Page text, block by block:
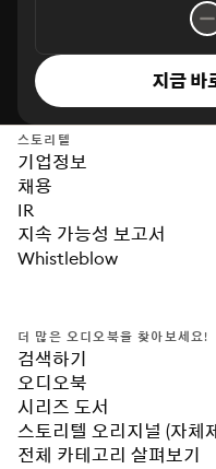
지금 바
스토리텔
기업정보
채용
IR
지속 가능성 보고서
Whistleblow
더 많은 오디오북을 찾아보세요!
검색하기
오디오북
시리즈 도서
스토리텔 오리지널 (자체
전체 카테고리 살펴보기